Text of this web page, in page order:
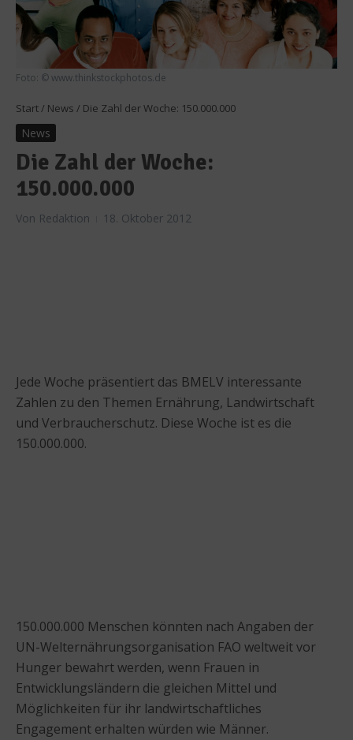
Foto: © www.thinkstockphotos.de
Start/ News / Die Zahl der Woche: 150.000.000
News
Die Zahl der Woche:
150.000.000
Von Redaktion 18. Oktober 2012
Jede Woche präsentiert das BMELV interessante
Zahlen zu den Themen Ernährung, Landwirtschaft
und Verbraucherschutz. Diese Woche ist es die
150.000.000.
150.000.000 Menschen könnten nach Angaben der
UN-Welternährungsorganisation FAO weltweit vor
Hunger bewahrt werden, wenn Frauen in
Entwicklungsländern die gleichen Mittel und
Möglichkeiten für ihr landwirtschaftliches
Engagement erhalten würden wie Männer.